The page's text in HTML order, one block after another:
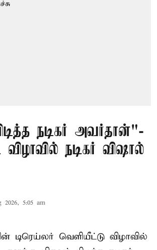
நடிகர் அவர்தான்"-
நடிகர் விஷால்
2026, 5:05 am
டிரெய்லர் வெளியீட்டு விழாவில்